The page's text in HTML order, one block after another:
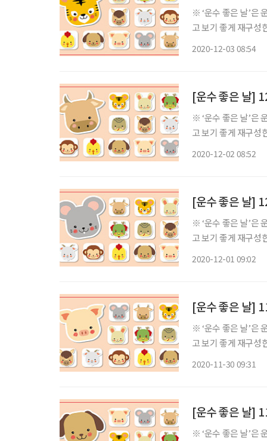
※ ‘운수 좋은 날’은
고 보기 좋게 재구성한 콘텐츠입니다. ◈ 쥐띠 총운
2020-12-03 08:54
[운수 좋은 날]
※ ‘운수 좋은 날’은
고 보기 좋게 재구성한 콘텐츠입니다. ◈ 쥐띠 총운
2020-12-02 08:52
[운수 좋은 날]
※ ‘운수 좋은 날’은
고 보기 좋게 재구성한 콘텐츠입니다. ◈ 쥐띠 총운
2020-12-01 09:02
[운수 좋은 날]
※ ‘운수 좋은 날’은
고 보기 좋게 재구성한 콘텐츠입니다. ◈ 쥐띠 총운
2020-11-30 09:31
[운수 좋은 날]
※ ‘운수 좋은 날’은